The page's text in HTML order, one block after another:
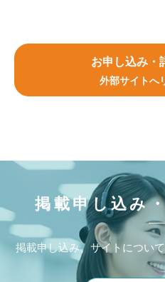
お申し込み・
外部サイトへ
掲載申し込み
掲載申し込み、サイトについ